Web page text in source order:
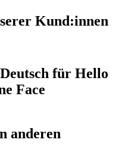
Kund:innen
für Hello
Face
anderen